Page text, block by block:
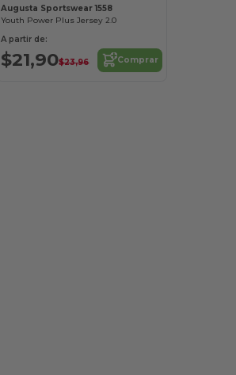
Augusta Sportswear 1558
Youth Power Plus Jersey 2.0
A partir de:
$21,90$23,96 Comprar